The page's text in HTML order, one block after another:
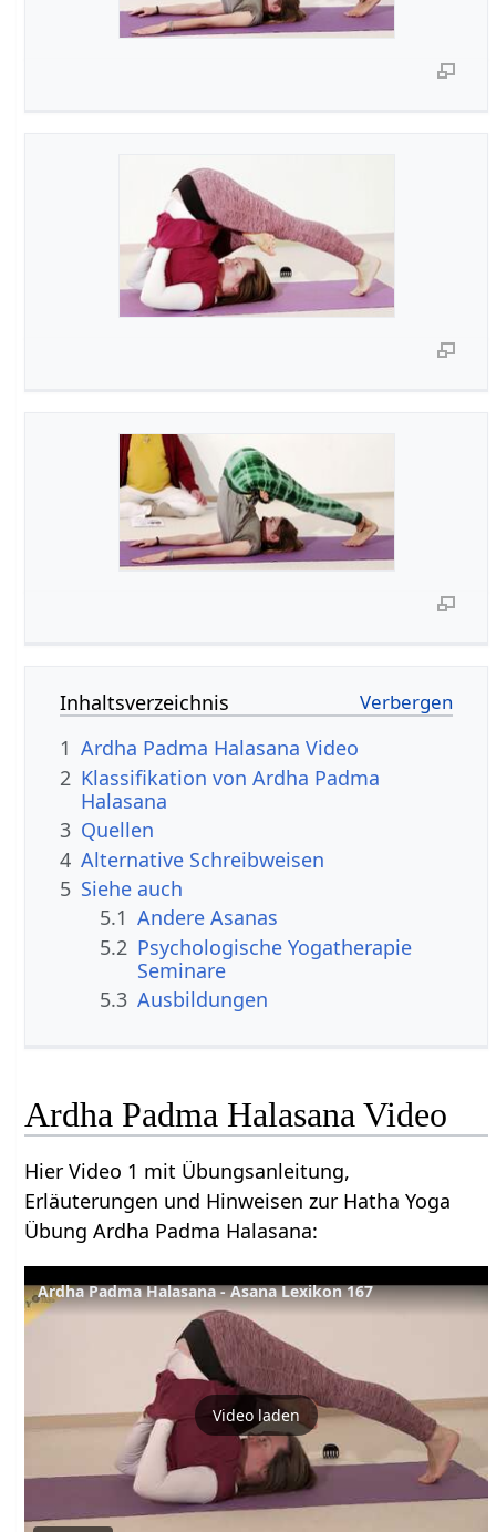
Inhaltsverzeichnis
1 Ardha Padma Halasana Video
2 Klassifikation von Ardha Padma
Halasana
3 Quellen
4 Alternative Schreibweisen
5 Siehe auch
5.1 Andere Asanas
5.2 Psychologische Yogatherapie
Seminare
5.3 Ausbildungen
Ardha Padma Halasana Video
Hier Video 1 mit Übungsanleitung,
Erläuterungen und Hinweisen zur Hatha Yoga
Übung Ardha Padma Halasana:
Ardha Padma Halasana - Asana Lexikon 167
Video laden